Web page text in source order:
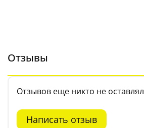
Отзывы
Отзывов еще никто не оставлял
Написать отзыв